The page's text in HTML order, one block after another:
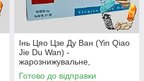
Інь Цяо Цзе Ду Ван (Yin Qiao
Jie Du Wan) -
жарознижувальне,
протизапальне,антиалергічне
Готово до відправки